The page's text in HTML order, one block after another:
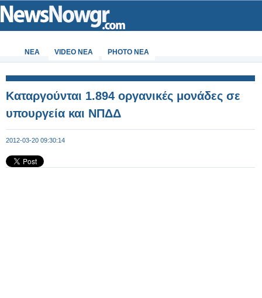
ΝΕΑ VIDEO NEA PHOTO NEA
Καταργούνται 1.894 οργανικές μονάδες σε
υπουργεία και ΝΠΔΔ
2012-03-20 09:30:14